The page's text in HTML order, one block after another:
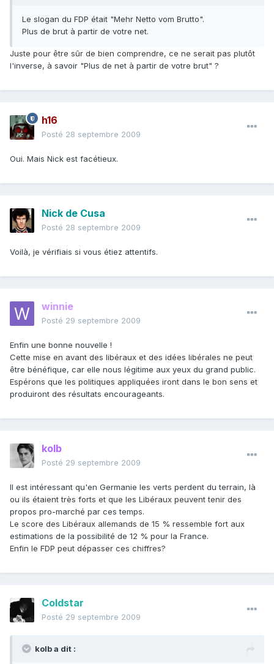
Le slogan du FDP était "Mehr Netto vom Brutto".
Plus de brut à partir de votre net.
Juste pour être sûr de bien comprendre, ce ne serait pas plutôt
l'inverse, à savoir "Plus de net à partir de votre brut" ?
h16
Posté 28 septembre 2009
Oui. Mais Nick est facétieux.
Nick de Cusa
Posté 28 septembre 2009
Voilà, je vérifiais si vous étiez attentifs.
winnie
Posté 29 septembre 2009
Enfin une bonne nouvelle !
Cette mise en avant des libéraux et des idées libérales ne peut
être bénéfique, car elle nous légitime aux yeux du grand public.
Espérons que les politiques appliquées iront dans le bon sens et
produiront des résultats encourageants.
kolb
Posté 29 septembre 2009
Il est intéressant qu'en Germanie les verts perdent du terrain, là
ou ils étaient très forts et que les Libéraux peuvent tenir des
propos pro-marché par ces temps.
Le score des Libéraux allemands de 15 % ressemble fort aux
estimations de la possibilité de 12 % pour la France.
Enfin le FDP peut dépasser ces chiffres?
Coldstar
Posté 29 septembre 2009
kolb a dit :